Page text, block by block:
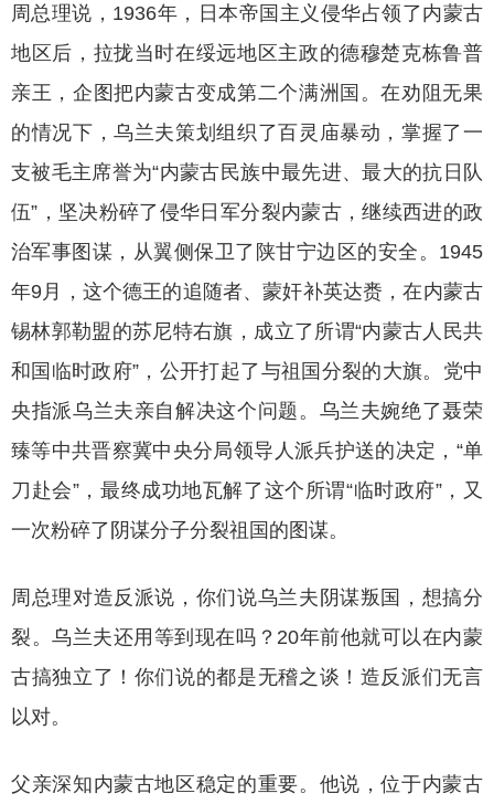
周总理说， 1936年，日本帝国主义侵华占领了内蒙古
地区后，拉拢当时在绥远地区主政的德穆楚克栋鲁普
亲王，企图把内蒙古变成第二个满洲国。在劝阻无果
的情况下，乌兰夫策划组织了百灵庙暴动，掌握了一
支被毛主席誉为“内蒙古民族中最先进、最大的抗日队
伍”，坚决粉碎了侵华日军分裂内蒙古，继续西进的政
治军事图谋，从翼侧保卫了陕甘宁边区的安全。1945
年9月，这个德王的追随者、蒙奸补英达赉，在内蒙古
锡林郭勒盟的苏尼特右旗，成立了所谓“内蒙古人民共
和国临时政府”，公开打起了与祖国分裂的大旗。党中
央指派乌兰夫亲自解决这个问题。乌兰夫婉绝了聂荣
臻等中共晋察冀中央分局领导人派兵护送的决定，“单
刀赴会”，最终成功地瓦解了这个所谓“临时政府”，又
一次粉碎了阴谋分子分裂祖国的图谋。
周总理对造反派说，你们说乌兰夫阴谋叛国，想搞分
裂。乌兰夫还用等到现在吗？ 20年前他就可以在内蒙
古搞独立了！你们说的都是无稽之谈！造反派们无言
以对。
父亲深知内蒙古地区稳定的重要。他说，位于内蒙古